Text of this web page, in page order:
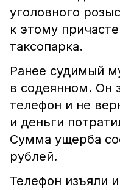
уголовного
к этому
таксопарка.
Ранее судимый
в содеянном. Он
телефон и не
и деньги
Сумма ущерба
рублей.
Телефон изъяли